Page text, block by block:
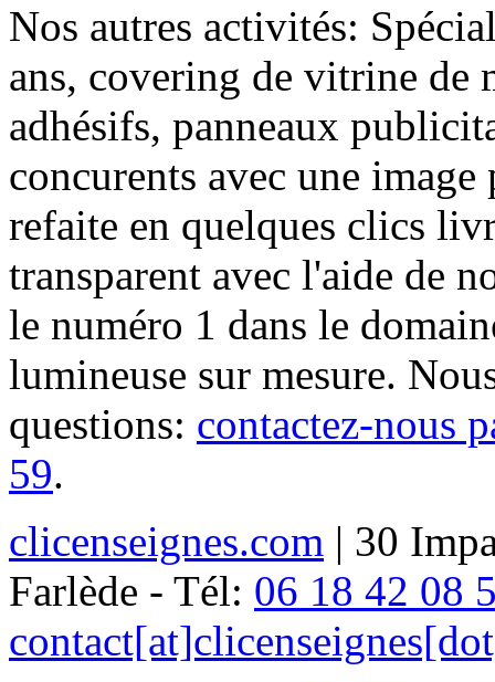
Nos autres activités:
ans, covering de vitrine de
adhésifs, panneaux
concurents avec une
refaite en quelques clics
transparent avec l'aide de
le numéro 1 dans le
lumineuse sur mesure.
questions: contactez-nous
59.
clicenseignes.com | 30
Farlède - Tél: 06 18 42 08